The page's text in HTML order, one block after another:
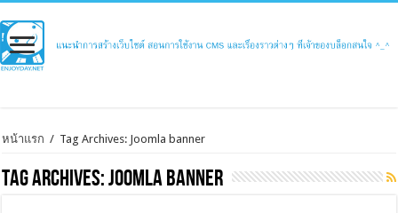
หน้าแรก / Tag Archives: Joomla banner
Tag Archives:Joomla banner